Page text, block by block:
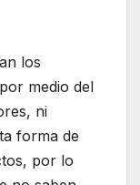
los
medio del
ni
forma de
por lo